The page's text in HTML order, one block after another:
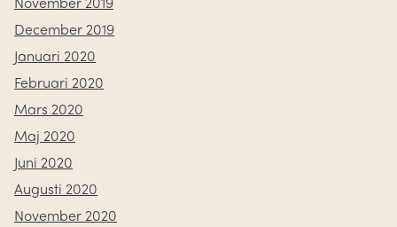
December 2019
Januari 2020
Februari 2020
Mars 2020
Maj 2020
Juni 2020
Augusti 2020
November 2020